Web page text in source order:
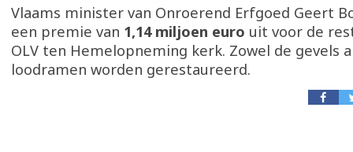
Vlaams minister van Onroerend Erfgoed Geert
een premie van 1,14 miljoen euro uit voor de
OLV ten Hemelopneming kerk. Zowel de gevels
loodramen worden gerestaureerd.